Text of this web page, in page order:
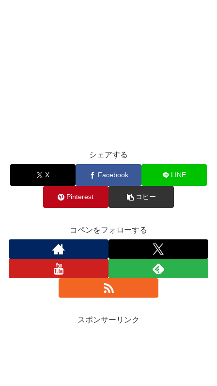
シェアする
X Facebook LINE
Pinterest コピー
コペンをフォローする
スポンサーリンク